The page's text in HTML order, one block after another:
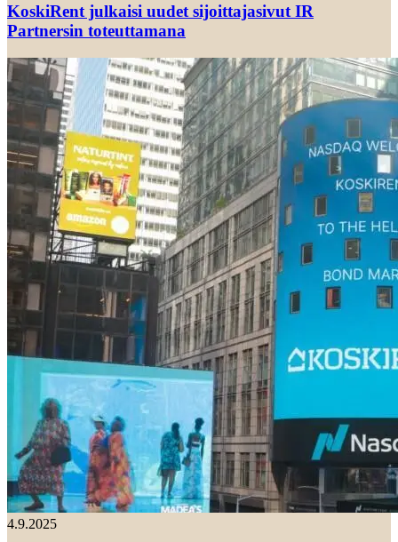
KoskiRent julkaisi uudet sijoittajasivut IR
Partnersin toteuttamana
4.9.2025